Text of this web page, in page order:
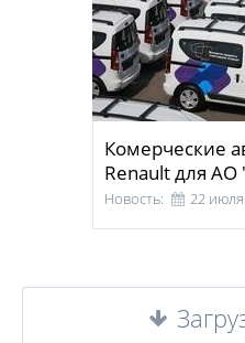
Комерческие
Renault для
Новость: 22 июля